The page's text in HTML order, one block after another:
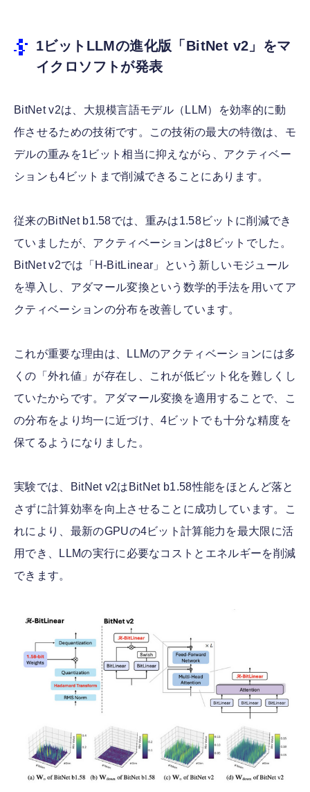
1ビットLLMの進化版「BitNet v2」をマ
イクロソフトが発表
BitNet v2は、大規模言語モデル（LLM）を効率的に動
作させるための技術です。この技術の最大の特徴は、モ
デルの重みを1ビット相当に抑えながら、アクティベー
ションも4ビットまで削減できることにあります。
従来のBitNet b1.58では、重みは1.58ビットに削減でき
ていましたが、アクティベーションは8ビットでした。
BitNet v2では「H-BitLinear」という新しいモジュール
を導入し、アダマール変換という数学的手法を用いてア
クティベーションの分布を改善しています。
これが重要な理由は、LLMのアクティベーションには多
くの「外れ値」が存在し、これが低ビット化を難しくし
ていたからです。アダマール変換を適用することで、こ
の分布をより均一に近づけ、4ビットでも十分な精度を
保てるようになりました。
実験では、BitNet v2はBitNet b1.58性能をほとんど落と
さずに計算効率を向上させることに成功しています。こ
れにより、最新のGPUの4ビット計算能力を最大限に活
用でき、LLMの実行に必要なコストとエネルギーを削減
できます。